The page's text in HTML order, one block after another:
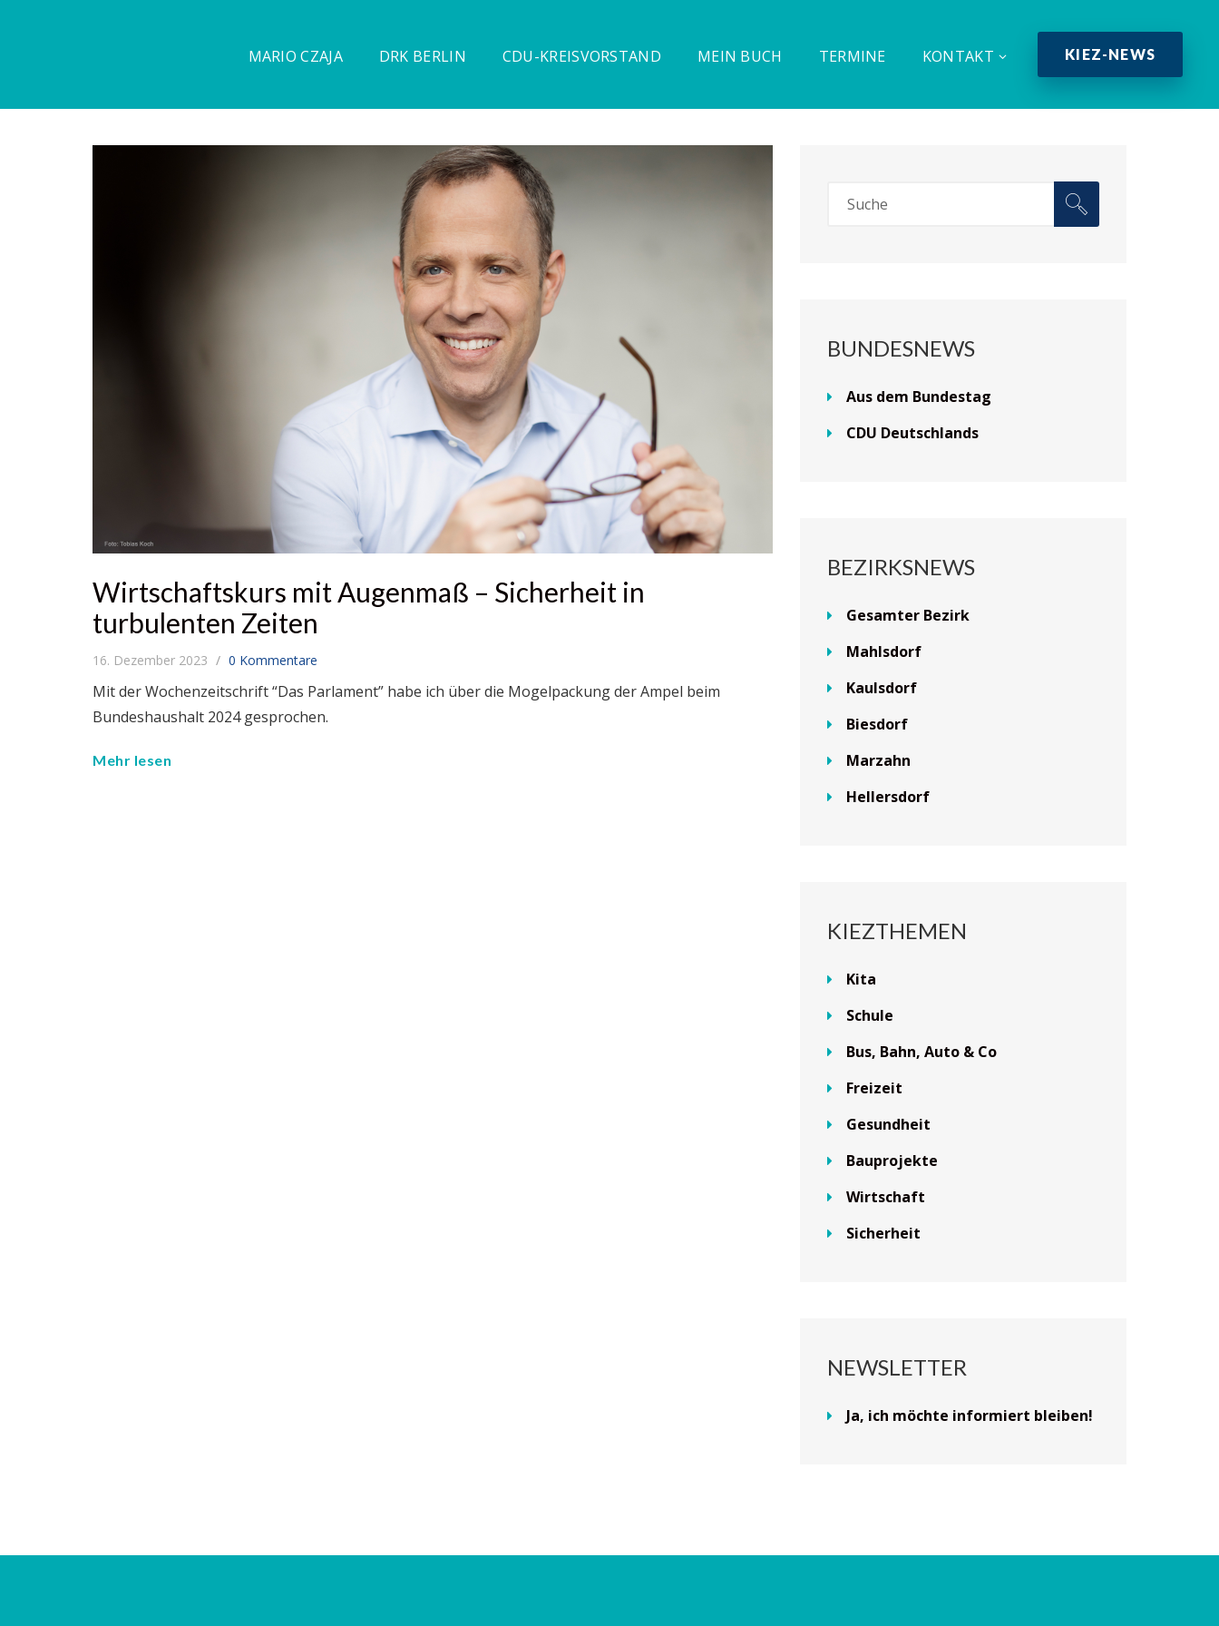
MARIO CZAJA DRK BERLIN CDU-KREISVORSTAND MEIN BUCH TERMINE KONTAKT KIEZ-NEWS
Wirtschaftskurs mit Augenmaß – Sicherheit in
turbulenten Zeiten
16. Dezember 2023 0 Kommentare
Mit der Wochenzeitschrift “Das Parlament” habe ich über die Mogelpackung der Ampel beim
Bundeshaushalt 2024 gesprochen.
Mehr lesen
BUNDESNEWS
Aus dem Bundestag
CDU Deutschlands
BEZIRKSNEWS
Gesamter Bezirk
Mahlsdorf
Kaulsdorf
Biesdorf
Marzahn
Hellersdorf
KIEZTHEMEN
Kita
Schule
Bus, Bahn, Auto & Co
Freizeit
Gesundheit
Bauprojekte
Wirtschaft
Sicherheit
NEWSLETTER
Ja, ich möchte informiert bleiben!